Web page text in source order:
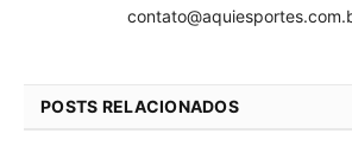
POSTS RELACIONADOS